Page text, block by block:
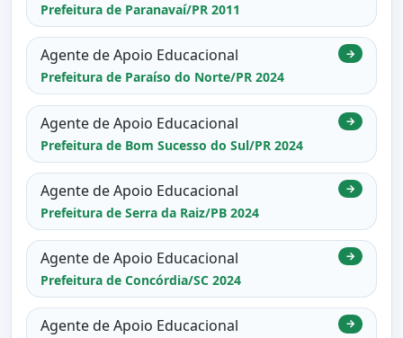
Prefeitura de Paranavaí/PR 2011
Agente de Apoio Educacional
Prefeitura de Paraíso do Norte/PR 2024
→
Agente de Apoio Educacional
Prefeitura de Bom Sucesso do Sul/PR 2024
→
Agente de Apoio Educacional
Prefeitura de Serra da Raiz/PB 2024
→
Agente de Apoio Educacional
Prefeitura de Concórdia/SC 2024
→
Agente de Apoio Educacional →